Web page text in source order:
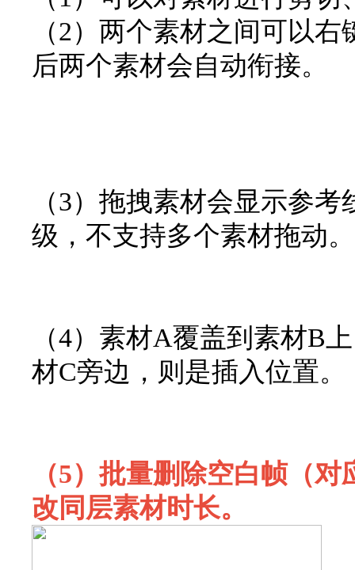
（2）两个素材之间可以
后两个素材会自动衔接。
（3）拖拽素材会显示参
级，不支持多个素材拖动。
（4）素材A覆盖到素材B
材C旁边，则是插入位置。
（5）批量删除空白帧（
改同层素材时长。